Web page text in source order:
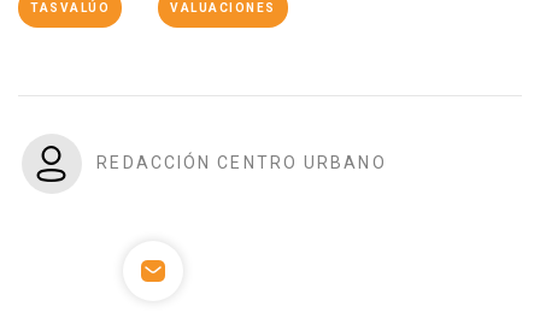
TASVALÚO VALUACIONES
REDACCIÓN CENTRO URBANO